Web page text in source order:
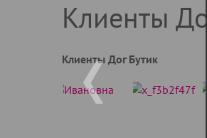
Клиенты
Клиенты Дог Бутик